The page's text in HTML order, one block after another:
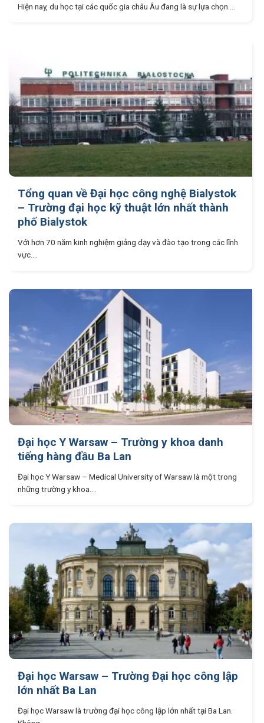
Hiện nay, du học tại các quốc gia châu Âu đang là sự lựa chọn....
Tổng quan về Đại học công nghệ Bialystok
– Trường đại học kỹ thuật lớn nhất thành
phố Bialystok
Với hơn 70 năm kinh nghiệm giảng dạy và đào tạo trong các lĩnh
vực....
Đại học Y Warsaw – Trường y khoa danh
tiếng hàng đầu Ba Lan
Đại học Y Warsaw – Medical University of Warsaw là một trong
những trường y khoa....
Đại học Warsaw – Trường Đại học công lập
lớn nhất Ba Lan
Đại học Warsaw là trường đại học công lập lớn nhất tại Ba Lan.